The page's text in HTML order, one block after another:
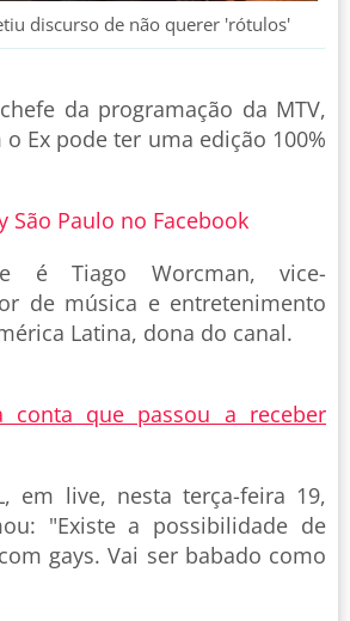
discurso de não querer 'rótulos'
da programação da MTV,
o Ex pode ter uma edição 100%
São Paulo no Facebook
é Tiago Worcman, vice-
de música e entretenimento
Latina, dona do canal.
conta que passou a receber
em live, nesta terça-feira 19,
"Existe a possibilidade de
gays. Vai ser babado como